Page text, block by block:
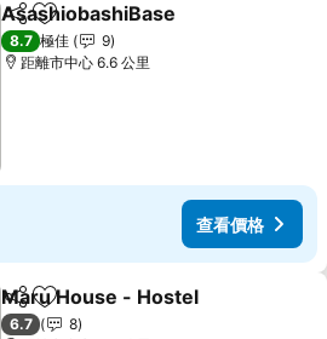
分享 放到收藏夾
AsashiobashiBase
8.7 極佳
9
距離市中心 6.6 公里
查看價格
分享 放到收藏夾
Maru House - Hostel
6.7
8